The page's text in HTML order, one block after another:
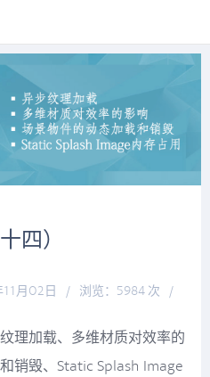
四）
月02日 / 浏览：5984 次
/
理加载、多维材质对效率的
销毁、Static Splash Image